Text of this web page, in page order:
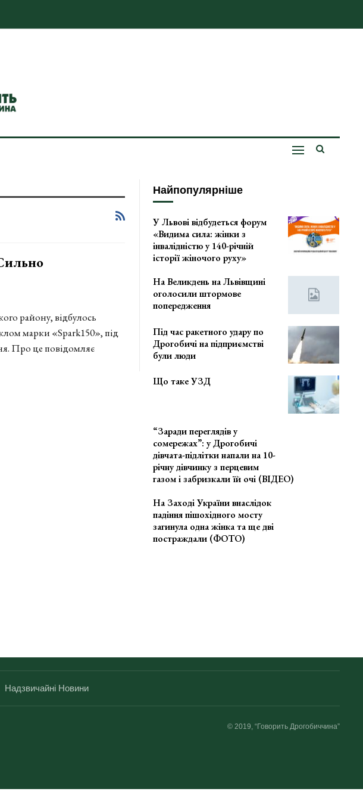
району, відбулось
марки «Spark150», під
Про це повідомляє
Найпопулярніше
У Львові відбудеться форум
«Видима сила: жінки з
інвалідністю у 140-річній
історії жіночого руху»
На Великдень на Львівщині
оголосили штормове
попередження
Під час ракетного удару по
Дрогобичі на підприємстві
були люди
Що таке УЗД
“Заради переглядів у
сомережах”: у Дрогобичі
дівчата-підлітки напали на 10-
річну дівчинку з перцевим
газом і забризкали їй очі (ВІДЕО)
На Заході України внаслідок
падіння пішохідного мосту
загинула одна жінка та ще дві
постраждали (ФОТО)
Надзвичайні Новини
© 2019, “Говорить Дрогобиччина”